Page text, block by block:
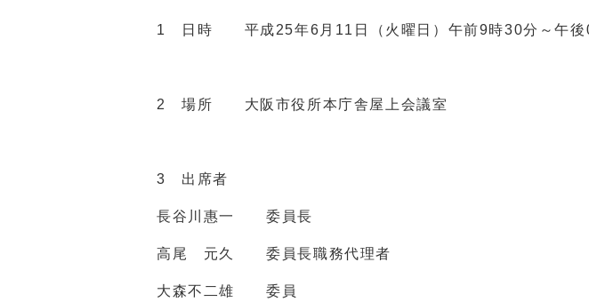
1 日時 平成25年6月 11 日（火曜日）午前9時30分～午後
2 場所 大阪市役所本庁舎屋上会議室
3 出席者
長谷川惠一 委員長
高尾 元久 委員長職務代理者
大森不二雄 委員